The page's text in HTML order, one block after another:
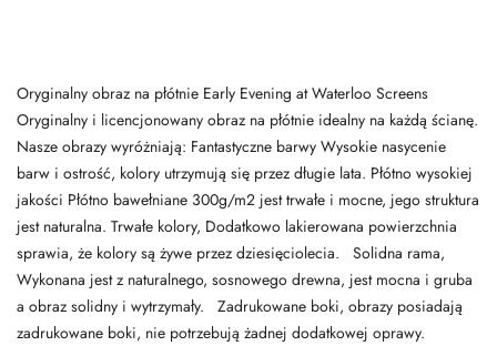
Oryginalny obraz na płótnie Early Evening at Waterloo Screens
Oryginalny i licencjonowany obraz na płótnie idealny na każdą ścianę.
Nasze obrazy wyróżniają: Fantastyczne barwy Wysokie nasycenie
barw i ostrość, kolory utrzymują się przez długie lata. Płótno wysokiej
jakości Płótno bawełniane 300g/m2 jest trwałe i mocne, jego struktura
jest naturalna. Trwałe kolory, Dodatkowo lakierowana powierzchnia
sprawia, że kolory są żywe przez dziesięciolecia. Solidna rama,
Wykonana jest z naturalnego, sosnowego drewna, jest mocna i gruba
a obraz solidny i wytrzymały. Zadrukowane boki, obrazy posiadają
zadrukowane boki, nie potrzebują żadnej dodatkowej oprawy.